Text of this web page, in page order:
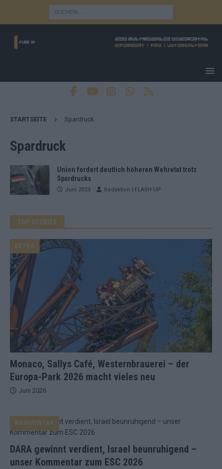
STARTSEITE Spardruck
Spardruck
Union fordert deutlich höheren Wehretat trotz
Spardrucks
Juni 2023 Redaktion | FLASH UP
TOP STORIES
Monaco, Sallys Café, Westernbrauerei – der
Europa-Park 2026 macht vieles neu
EXTRA
Juni 2026
DARA gewinnt verdient, Israel beunruhigend –
unser Kommentar zum ESC 2026
KOMMENTAR